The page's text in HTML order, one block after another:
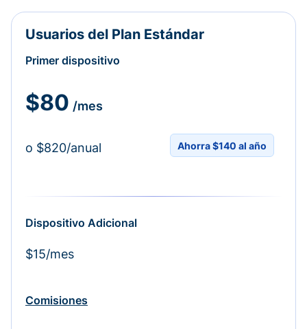
Usuarios del Plan Estándar
Primer dispositivo
$80 /mes
o $820/anual Ahorra $140 al año
Dispositivo Adicional
$15/mes
Comisiones